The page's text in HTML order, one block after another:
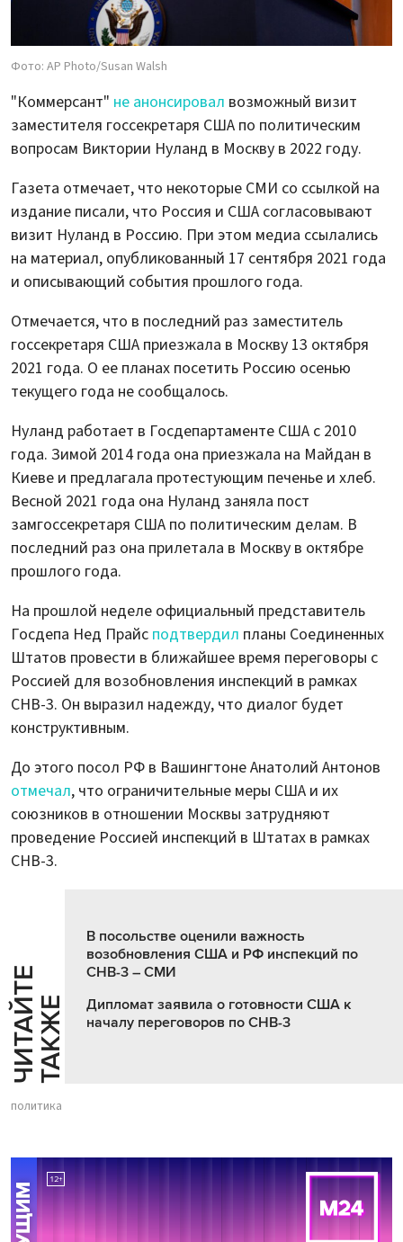
Фото: AP Photo/Susan Walsh
"Коммерсант" не анонсировал возможный визит
заместителя госсекретаря США по политическим
вопросам Виктории Нуланд в Москву в 2022 году.
Газета отмечает, что некоторые СМИ со ссылкой на
издание писали, что Россия и США согласовывают
визит Нуланд в Россию. При этом медиа ссылались
на материал, опубликованный 17 сентября 2021 года
и описывающий события прошлого года.
Отмечается, что в последний раз заместитель
госсекретаря США приезжала в Москву 13 октября
2021 года. О ее планах посетить Россию осенью
текущего года не сообщалось.
Нуланд работает в Госдепартаменте США с 2010
года. Зимой 2014 года она приезжала на Майдан в
Киеве и предлагала протестующим печенье и хлеб.
Весной 2021 года она Нуланд заняла пост
замгоссекретаря США по политическим делам. В
последний раз она прилетала в Москву в октябре
прошлого года.
На прошлой неделе официальный представитель
Госдепа Нед Прайс подтвердил планы Соединенных
Штатов провести в ближайшее время переговоры с
Россией для возобновления инспекций в рамках
СНВ-3. Он выразил надежду, что диалог будет
конструктивным.
До этого посол РФ в Вашингтоне Анатолий Антонов
отмечал, что ограничительные меры США и их
союзников в отношении Москвы затрудняют
проведение Россией инспекций в Штатах в рамках
СНВ-3.
Ч
И
Т
АЙ
Т
Е
Т
А
К
ЖЕ
В посольстве оценили важность
возобновления США и РФ инспекций по
СНВ-3 – СМИ
Дипломат заявила о готовности США к
началу переговоров по СНВ-3
политика